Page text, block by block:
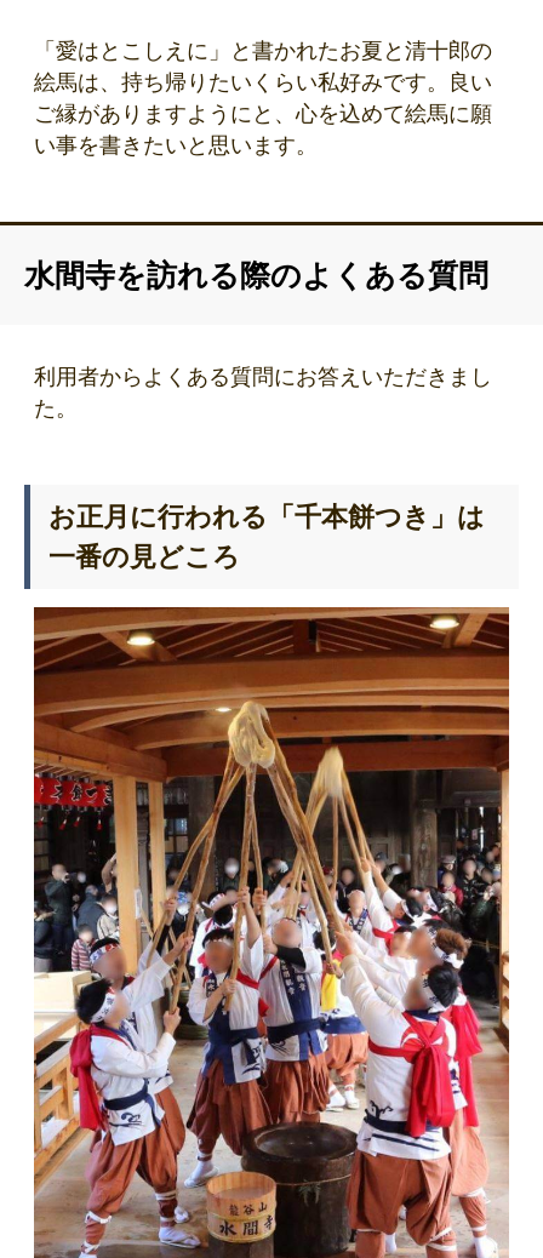
「愛はとこしえに」と書かれたお夏と清十郎の
絵馬は、持ち帰りたいくらい私好みです。良い
ご縁がありますようにと、心を込めて絵馬に願
い事を書きたいと思います。
水間寺を訪れる際のよくある質問
利用者からよくある質問にお答えいただきまし
た。
お正月に行われる「千本餅つき」は
一番の見どころ